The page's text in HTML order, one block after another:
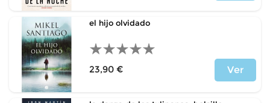
el hijo olvidado
23,90 €
Ver